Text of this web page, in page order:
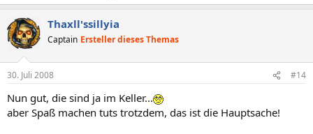
Thaxll'ssillyia
Captain Ersteller dieses Themas
30. Juli 2008 #14
Nun gut, die sind ja im Keller...
aber Spaß machen tuts trotzdem, das ist die Hauptsache!